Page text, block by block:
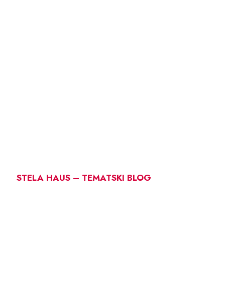
STELA HAUS – TEMATSKI BLOG